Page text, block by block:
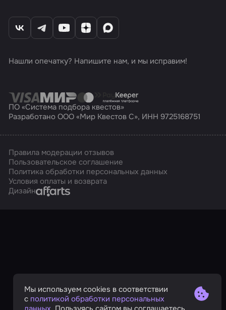
Нашли опечатку? Напишите нам, и мы исправим!
ПО «Система подбора квестов»
Разработано ООО «Мир Квестов С», ИНН 9725168751
Правила модерации отзывов
Пользовательское соглашение
Политика обработки персональных данных
Условия оплаты и возврата
ДизайнAffarts
Мы используем cookies в соответствии
с политикой обработки персональных